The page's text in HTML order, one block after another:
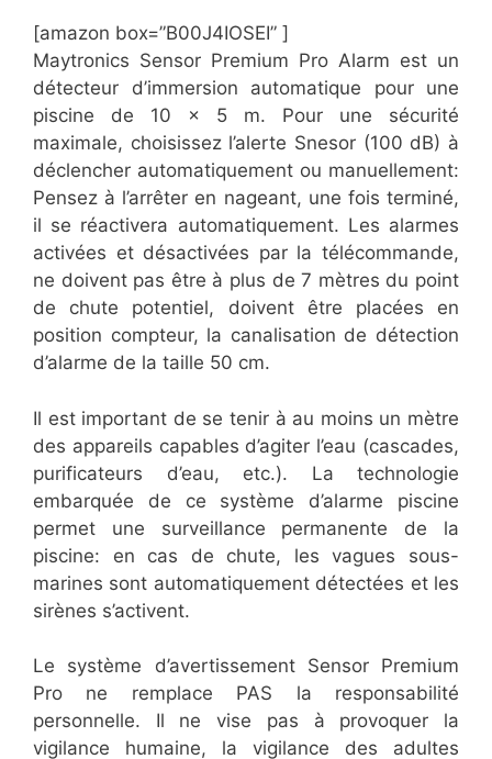
[amazon box=”​​B00J4IOSEI” ]
Maytronics Sensor Premium Pro Alarm est un
détecteur d’immersion automatique pour une
piscine de 10 x 5 m. Pour une sécurité
maximale, choisissez l’alerte Snesor (100 dB) à
déclencher automatiquement ou manuellement:
Pensez à l’arrêter en nageant, une fois terminé,
il se réactivera automatiquement. Les alarmes
activées et désactivées par la télécommande,
ne doivent pas être à plus de 7 mètres du point
de chute potentiel, doivent être placées en
position compteur, la canalisation de détection
d’alarme de la taille 50 cm.
Il est important de se tenir à au moins un mètre
des appareils capables d’agiter l’eau (cascades,
purificateurs d’eau, etc.). La technologie
embarquée de ce système d’alarme piscine
permet une surveillance permanente de la
piscine: en cas de chute, les vagues sous-
marines sont automatiquement détectées et les
sirènes s’activent.
Le système d’avertissement Sensor Premium
Pro ne remplace PAS la responsabilité
personnelle. Il ne vise pas à provoquer la
vigilance humaine, la vigilance des adultes